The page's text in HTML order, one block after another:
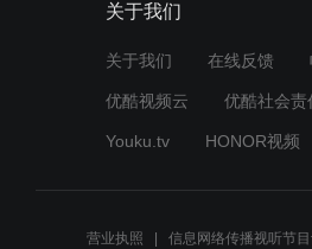
关于我们
关于我们 在线反馈
优酷视频云 优酷社会责
Youku.tv HONOR视频
营业执照 信息网络传播视听节